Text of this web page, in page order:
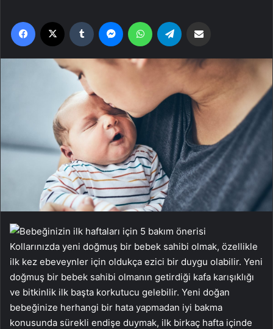
Facebook Tumblr MessengerWhatsApp
Kollarınızda yeni doğmuş bir bebek sahibi olmak, özellikle
ilk kez ebeveynler için oldukça ezici bir duygu olabilir. Yeni
doğmuş bir bebek sahibi olmanın getirdiği kafa karışıklığı
ve bitkinlik ilk başta korkutucu gelebilir. Yeni doğan
bebeğinize herhangi bir hata yapmadan iyi bakma
konusunda sürekli endişe duymak, ilk birkaç hafta içinde